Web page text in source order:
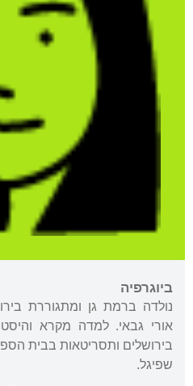
ביוגרפיה
נולדה ברמת גן ומתגוררת
אורי גבאי. למדה מקרא
בירושלים ותסריטאות בבית
שפיגל.